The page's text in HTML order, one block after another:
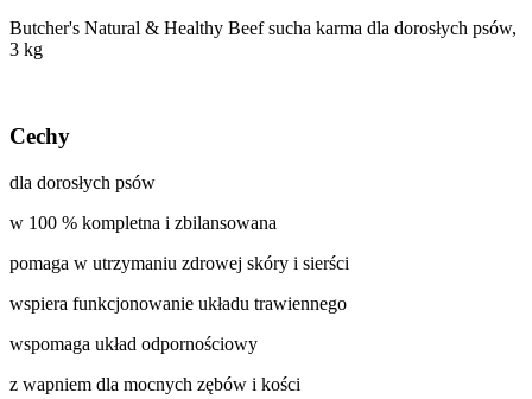
Butcher's Natural & Healthy Beef sucha karma dla dorosłych psów,
3 kg
Cechy
dla dorosłych psów
w 100 % kompletna i zbilansowana
pomaga w utrzymaniu zdrowej skóry i sierści
wspiera funkcjonowanie układu trawiennego
wspomaga układ odpornościowy
z wapniem dla mocnych zębów i kości